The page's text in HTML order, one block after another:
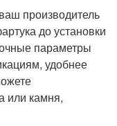
производитель
до установки
параметры
удобнее
или камня,